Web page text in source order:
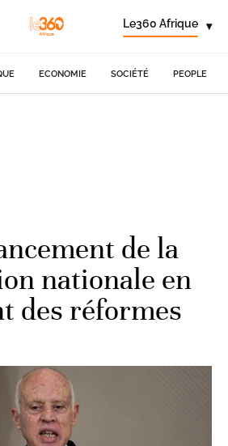
Le360 Afrique ▾
ECONOMIE SOCIÉTÉ PEOPLE
de la
nationale en
des réformes